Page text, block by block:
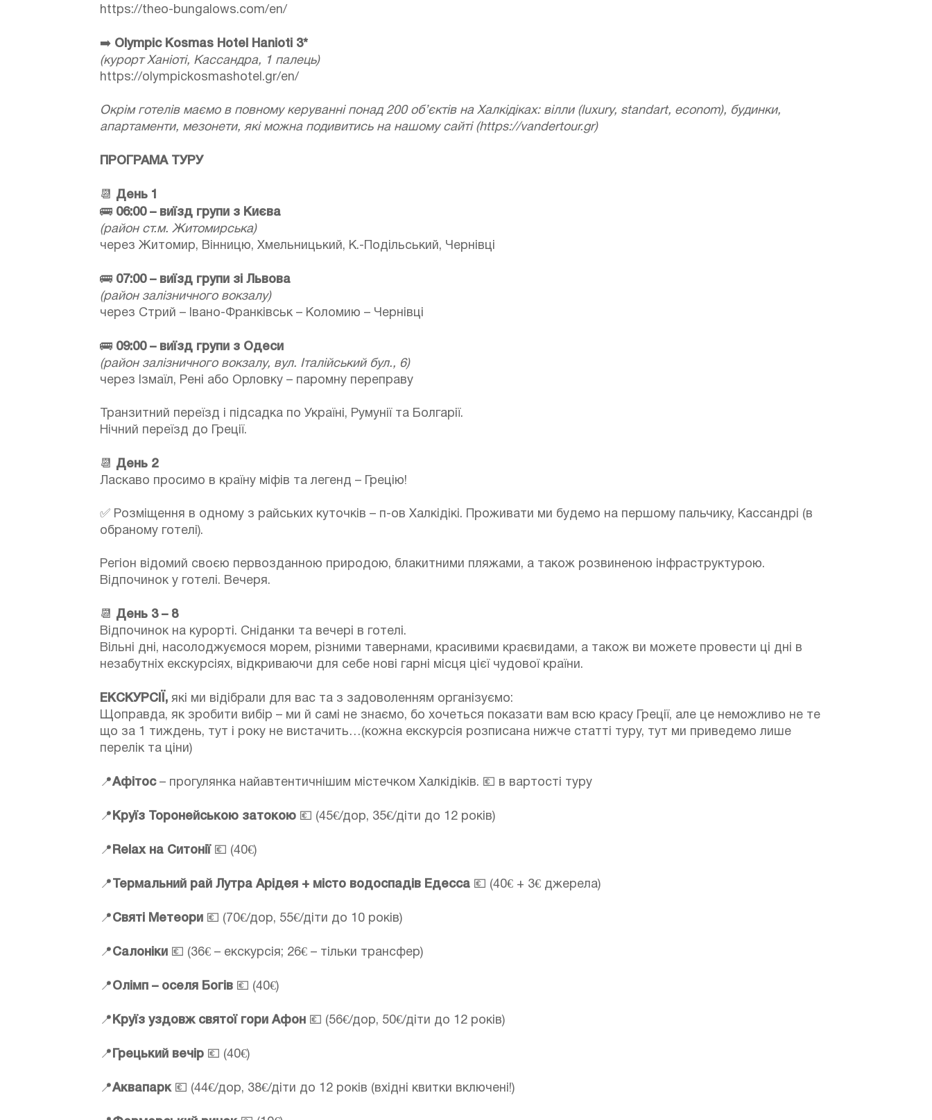
https://theo-bungalows.com/en/
➡️ Olympic Kosmas Hotel Hanioti 3*
(курорт Ханіоті, Кассандра, 1 палець)
https://olympickosmashotel.gr/en/
Окрім готелів маємо в повному керуванні понад 200 об’єктів на Халкідіках: вілли (luxury, standart, econom), будинки,
апартаменти, мезонети, які можна подивитись на нашому сайті (https://vandertour.gr)
ПРОГРАМА ТУРУ
📆 День 1
🚌 06:00 – виїзд групи з Києва
(район ст.м. Житомирська)
через Житомир, Вінницю, Хмельницький, К.-Подільський, Чернівці
🚌 07:00 – виїзд групи зі Львова
(район залізничного вокзалу)
через Стрий – Івано-Франківськ – Коломию – Чернівці
🚌 09:00 – виїзд групи з Одеси
(район залізничного вокзалу, вул. Італійський бул., 6)
через Ізмаїл, Рені або Орловку – паромну переправу
Транзитний переїзд і підсадка по Україні, Румунії та Болгарії.
Нічний переїзд до Греції.
📆 День 2
Ласкаво просимо в країну міфів та легенд – Грецію!
✅ Розміщення в одному з райських куточків – п-ов Халкідікі. Проживати ми будемо на першому пальчику, Кассандрі (в
обраному готелі).
Регіон відомий своєю первозданною природою, блакитними пляжами, а також розвиненою інфраструктурою.
Відпочинок у готелі. Вечеря.
📆 День 3 – 8
Відпочинок на курорті. Сніданки та вечері в готелі.
Вільні дні, насолоджуємося морем, різними тавернами, красивими краєвидами, а також ви можете провести ці дні в
незабутніх екскурсіях, відкриваючи для себе нові гарні місця цієї чудової країни.
ЕКСКУРСІЇ, які ми відібрали для вас та з задоволенням організуємо:
Щоправда, як зробити вибір – ми й самі не знаємо, бо хочеться показати вам всю красу Греції, але це неможливо не те
що за 1 тиждень, тут і року не вистачить…(кожна екскурсія розписана нижче статті туру, тут ми приведемо лише
перелік та ціни)
📍Афітос– прогулянка найавтентичнішим містечком Халкідіків. 💶 в вартості туру
📍 Круїз Торонейською затокою 💶 (45€/дор, 35€/діти до 12 років)
📍 Relax на Ситонії 💶 (40€)
📍Термальний рай Лутра Арідея + місто водоспадів Едесса 💶 (40€ + 3€ джерела)
📍Святі Метеори 💶 (70€/дор, 55€/діти до 10 років)
📍Салоніки 💶 (36€ – екскурсія; 26€ – тільки трансфер)
📍Олімп – оселя Богів 💶 (40€)
📍 Круїз уздовж святої гори Афон 💶 (56€/дор, 50€/діти до 12 років)
📍 Грецький вечір 💶 (40€)
📍Аквапарк💶 (44€/дор, 38€/діти до 12 років (вхідні квитки включені!)